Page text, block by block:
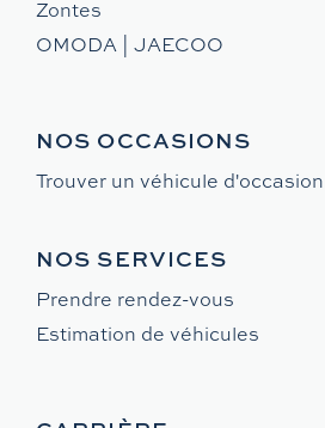
Zontes
OMODA | JAECOO
NOS OCCASIONS
Trouver un véhicule d'occasion
NOS SERVICES
Prendre rendez-vous
Estimation de véhicules